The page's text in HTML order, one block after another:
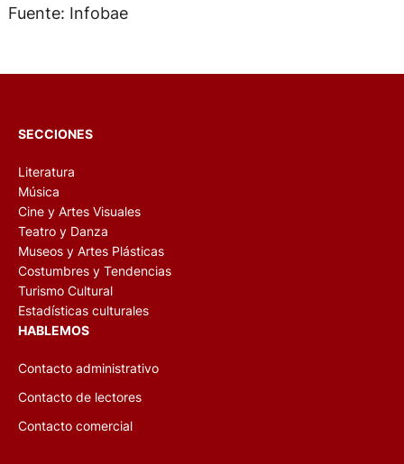
Fuente: Infobae
SECCIONES
Literatura
Música
Cine y Artes Visuales
Teatro y Danza
Museos y Artes Plásticas
Costumbres y Tendencias
Turismo Cultural
Estadísticas culturales
HABLEMOS
Contacto administrativo
Contacto de lectores
Contacto comercial